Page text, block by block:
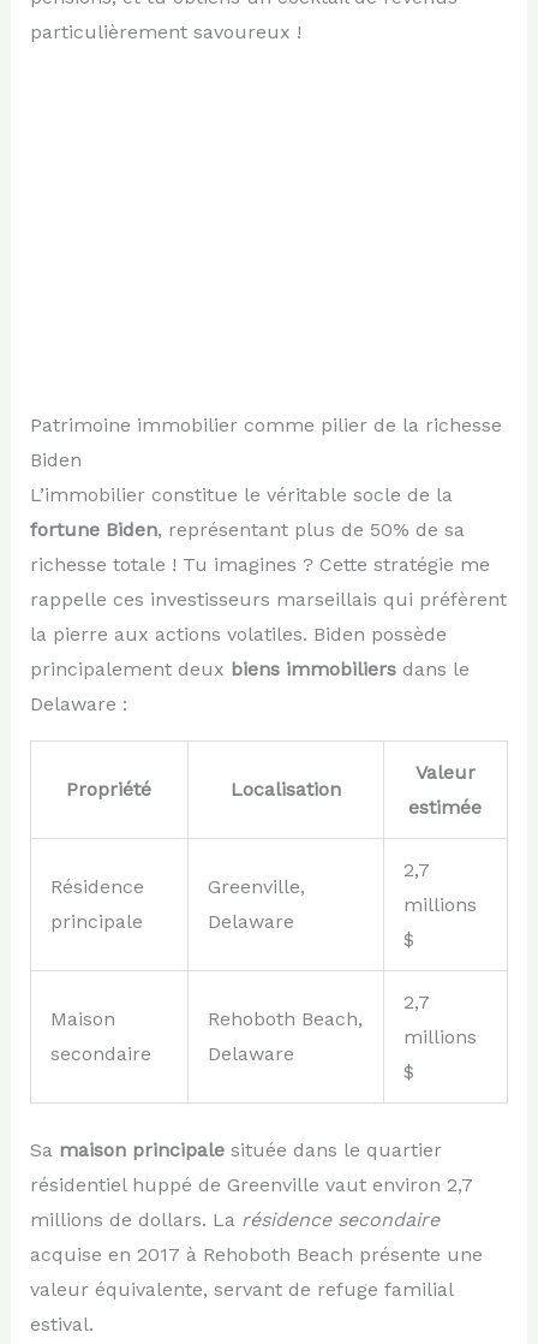
particulièrement savoureux !
Patrimoine immobilier comme pilier de la richesse
Biden
L’immobilier constitue le véritable socle de la
fortune Biden, représentant plus de 50% de sa
richesse totale ! Tu imagines ? Cette stratégie me
rappelle ces investisseurs marseillais qui préfèrent
la pierre aux actions volatiles. Biden possède
principalement deux biens immobiliersdans le
Delaware :
Propriété Localisation
Valeur
estimée
Résidence
principale
Greenville,
Delaware
2,7
millions
$
Maison
secondaire
Rehoboth Beach,
Delaware
2,7
millions
$
Sa maison principalesituée dans le quartier
résidentiel huppé de Greenville vaut environ 2,7
millions de dollars. La résidence secondaire
acquise en 2017 à Rehoboth Beach présente une
valeur équivalente, servant de refuge familial
estival.